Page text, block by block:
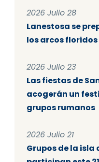
2026 Julio 28
Lanestosa se
los arcos floridos
2026 Julio 23
Las fiestas de
acogerán un
grupos rumanos
2026 Julio 21
Grupos de la isla